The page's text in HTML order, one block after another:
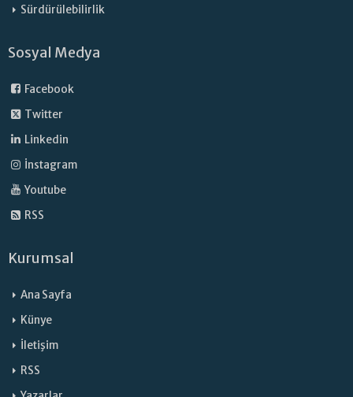
Sürdürülebilirlik
Sosyal Medya
Facebook
Twitter
Linkedin
İnstagram
Youtube
RSS
Kurumsal
Ana Sayfa
Künye
İletişim
RSS